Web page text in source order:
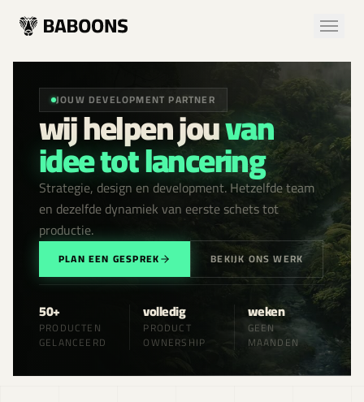
JOUW DEVELOPMENT PARTNER
wij helpen jouvan
idee tot lancering
Strategie, design en development. Hetzelfde team
en dezelfde dynamiek van eerste schets tot
productie.
PLAN EEN GESPREK BEKIJK ONS WERK
50+
PRODUCTEN
GELANCEERD
volledig
PRODUCT
OWNERSHIP
weken
GEEN
MAANDEN